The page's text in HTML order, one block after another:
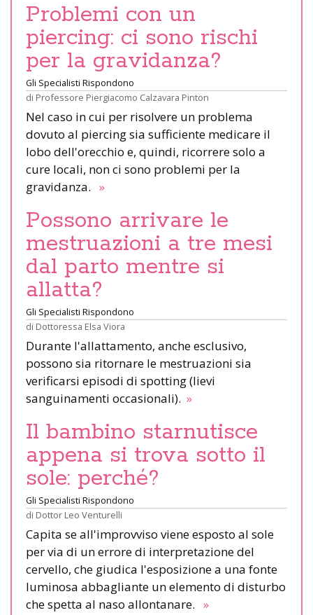
Problemi con un
piercing: ci sono rischi
per la gravidanza?
Gli Specialisti Rispondono
di Professore Piergiacomo Calzavara Pinton
Nel caso in cui per risolvere un problema
dovuto al piercing sia sufficiente medicare il
lobo dell'orecchio e, quindi, ricorrere solo a
cure locali, non ci sono problemi per la
gravidanza. »
Possono arrivare le
mestruazioni a tre mesi
dal parto mentre si
allatta?
Gli Specialisti Rispondono
di Dottoressa Elsa Viora
Durante l'allattamento, anche esclusivo,
possono sia ritornare le mestruazioni sia
verificarsi episodi di spotting (lievi
sanguinamenti occasionali). »
Il bambino starnutisce
appena si trova sotto il
sole: perché?
Gli Specialisti Rispondono
di Dottor Leo Venturelli
Capita se all'improvviso viene esposto al sole
per via di un errore di interpretazione del
cervello, che giudica l'esposizione a una fonte
luminosa abbagliante un elemento di disturbo
che spetta al naso allontanare. »